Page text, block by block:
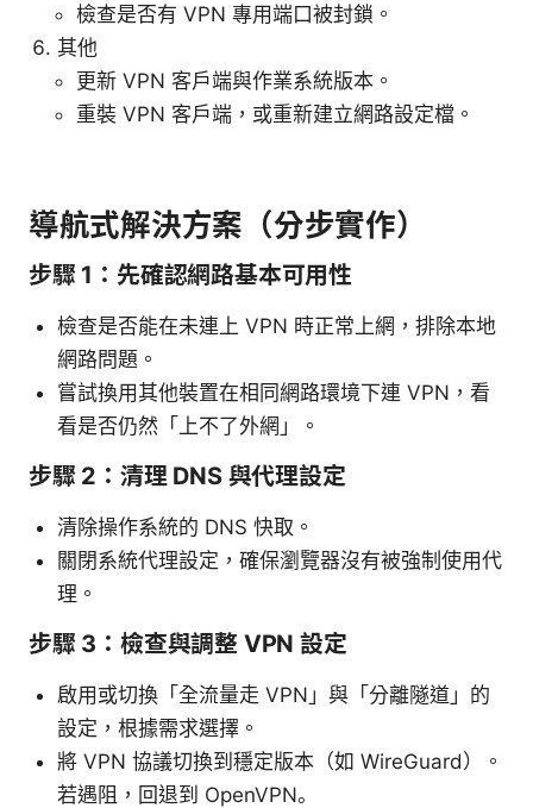
檢查是否有 VPN 專用端口被封鎖。
其他
更新 VPN 客戶端與作業系統版本。
重裝 VPN 客戶端，或重新建立網路設定檔。
導航式解決方案（分步實作）
步驟 1：先確認網路基本可用性
檢查是否能在未連上 VPN 時正常上網，排除本地
網路問題。
嘗試換用其他裝置在相同網路環境下連 VPN，看
看是否仍然「上不了外網」。
步驟 2：清理 DNS 與代理設定
清除操作系統的 DNS 快取。
關閉系統代理設定，確保瀏覽器沒有被強制使用代
理。
步驟 3：檢查與調整 VPN 設定
啟用或切換「全流量走 VPN」與「分離隧道」的
設定，根據需求選擇。
將 VPN 協議切換到穩定版本（如 WireGuard）。
若遇阻，回退到 OpenVPN。